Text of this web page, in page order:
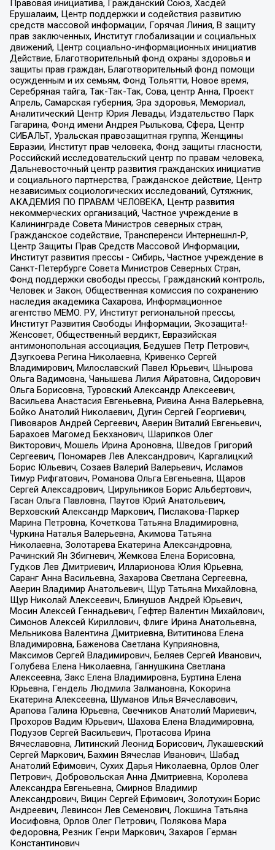
Правовая инициатива, Гражданский Союз, Хасдей
Ерушалаим, Центр поддержки и содействия развитию
средств массовой информации, Горячая Линия, В защиту
прав заключенных, Институт глобализации и социальных
движений, Центр социально-информационных инициатив
Действие, Благотворительный фонд охраны здоровья и
защиты прав граждан, Благотворительный фонд помощи
осужденным и их семьям, Фонд Тольятти, Новое время,
Серебряная тайга, Так-Так-Так, Сова, центр Анна, Проект
Апрель, Самарская губерния, Эра здоровья, Мемориал,
Аналитический Центр Юрия Левады, Издательство Парк
Гагарина, Фонд имени Андрея Рылькова, Сфера, Центр
СИБАЛЬТ, Уральская правозащитная группа, Женщины
Евразии, Институт прав человека, Фонд защиты гласности,
Российский исследовательский центр по правам человека,
Дальневосточный центр развития гражданских инициатив
и социального партнерства, Гражданское действие, Центр
независимых социологических исследований, Сутяжник,
АКАДЕМИЯ ПО ПРАВАМ ЧЕЛОВЕКА, Центр развития
некоммерческих организаций, Частное учреждение в
Калининграде Совета Министров северных стран,
Гражданское содействие, Трансперенси Интернешнл-Р,
Центр Защиты Прав Средств Массовой Информации,
Институт развития прессы - Сибирь, Частное учреждение в
Санкт-Петербурге Совета Министров Северных Стран,
Фонд поддержки свободы прессы, Гражданский контроль,
Человек и Закон, Общественная комиссия по сохранению
наследия академика Сахарова, Информационное
агентство МЕМО. РУ, Институт региональной прессы,
Институт Развития Свободы Информации, Экозащита!-
Женсовет, Общественный вердикт, Евразийская
антимонопольная ассоциация, Бедушев Петр Петрович,
Дзугкоева Регина Николаевна, Кривенко Сергей
Владимирович, Милославский Павел Юрьевич, Шнырова
Ольга Вадимовна, Чанышева Лилия Айратовна, Сидорович
Ольга Борисовна, Туровский Александр Алексеевич,
Васильева Анастасия Евгеньевна, Ривина Анна Валерьевна,
Бойко Анатолий Николаевич, Дугин Сергей Георгиевич,
Пивоваров Андрей Сергеевич, Аверин Виталий Евгеньевич,
Барахоев Магомед Бекханович, Шарипков Олег
Викторович, Мошель Ирина Ароновна, Шведов Григорий
Сергеевич, Пономарев Лев Александрович, Каргалицкий
Борис Юльевич, Созаев Валерий Валерьевич, Исламов
Тимур Рифгатович, Романова Ольга Евгеньевна, Щаров
Сергей Алексадрович, Цирульников Борис Альбертович,
Гасан Ольга Павловна, Паутов Юрий Анатольевич,
Верховский Александр Маркович, Пислакова-Паркер
Марина Петровна, Кочеткова Татьяна Владимировна,
Чуркина Наталья Валерьевна, Акимова Татьяна
Николаевна, Золотарева Екатерина Александровна,
Рачинский Ян Збигневич, Жемкова Елена Борисовна,
Гудков Лев Дмитриевич, Илларионова Юлия Юрьевна,
Саранг Анна Васильевна, Захарова Светлана Сергеевна,
Аверин Владимир Анатольевич, Щур Татьяна Михайловна,
Щур Николай Алексеевич, Блинушов Андрей Юрьевич,
Мосин Алексей Геннадьевич, Гефтер Валентин Михайлович,
Симонов Алексей Кириллович, Флиге Ирина Анатольевна,
Мельникова Валентина Дмитриевна, Вититинова Елена
Владимировна, Баженова Светлана Куприяновна,
Максимов Сергей Владимирович, Беляев Сергей Иванович,
Голубева Елена Николаевна, Ганнушкина Светлана
Алексеевна, Закс Елена Владимировна, Буртина Елена
Юрьевна, Гендель Людмила Залмановна, Кокорина
Екатерина Алексеевна, Шуманов Илья Вячеславович,
Арапова Галина Юрьевна, Свечников Анатолий Мариевич,
Прохоров Вадим Юрьевич, Шахова Елена Владимировна,
Подузов Сергей Васильевич, Протасова Ирина
Вячеславовна, Литинский Леонид Борисович, Лукашевский
Сергей Маркович, Бахмин Вячеслав Иванович, Шабад
Анатолий Ефимович, Сухих Дарья Николаевна, Орлов Олег
Петрович, Добровольская Анна Дмитриевна, Королева
Александра Евгеньевна, Смирнов Владимир
Александрович, Вицин Сергей Ефимович, Золотухин Борис
Андреевич, Левинсон Лев Семенович, Локшина Татьяна
Иосифовна, Орлов Олег Петрович, Полякова Мара
Федоровна, Резник Генри Маркович, Захаров Герман
Константинович